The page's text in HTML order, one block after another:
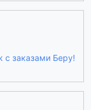
с заказами Беру!